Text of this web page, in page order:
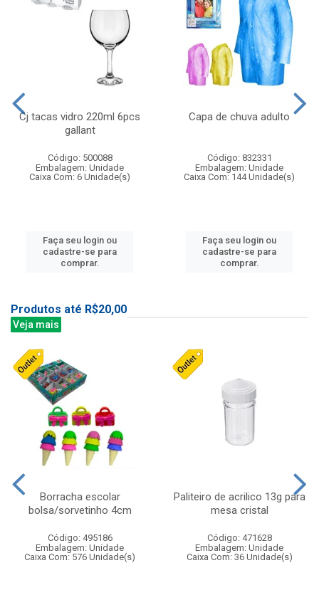
Cj tacas vidro 220ml 6pcs
gallant
Código: 500088
Embalagem: Unidade
Caixa Com: 6 Unidade(s)
Faça seu login ou
cadastre-se para
comprar.
Capa de chuva adulto
Código: 832331
Embalagem: Unidade
Caixa Com: 144 Unidade(s)
Faça seu login ou
cadastre-se para
comprar.
Produtos até R$20,00
Veja mais
Borracha escolar
bolsa/sorvetinho 4cm
Código: 495186
Embalagem: Unidade
Caixa Com: 576 Unidade(s)
Paliteiro de acrilico 13g para
mesa cristal
Código: 471628
Embalagem: Unidade
Caixa Com: 36 Unidade(s)